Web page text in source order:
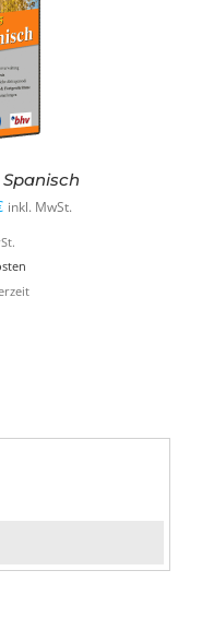
Aktueller
Preis
ist:
9,99 €.
inkl. MwSt.